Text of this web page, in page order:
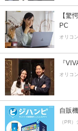
【驚
PC
オリコ
『
オリコ
自販
（PR